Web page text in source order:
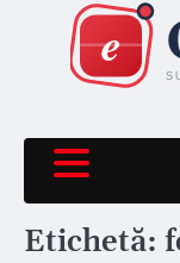
content
Etichetă: